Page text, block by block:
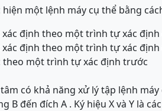
một lệnh máy cụ thể bằng
định theo một trình tự xác
xác định theo một trình tự xác
theo một trình tự xác định trước
có khả năng xử lý tập lệnh máy
B đến đích A . Ký hiệu X và Y là